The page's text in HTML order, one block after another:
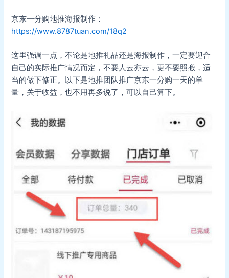
京东一分购地推海报制作：
https://www.8787tuan.com/18q2
这里强调一点，不论是地推礼品还是海报制作，一定要迎合
自己的实际推广情况而定，不要人云亦云，更不要照搬，适
当的做下修正。以下是地推团队推广京东一分购一天的单
量，关于收益，也不用再多说了，可以自己算下。